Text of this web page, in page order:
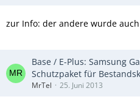
zur Info: der andere wurde
Base / E-Plus: Samsung
Schutzpaket für
MrTel 25. Juni 2013